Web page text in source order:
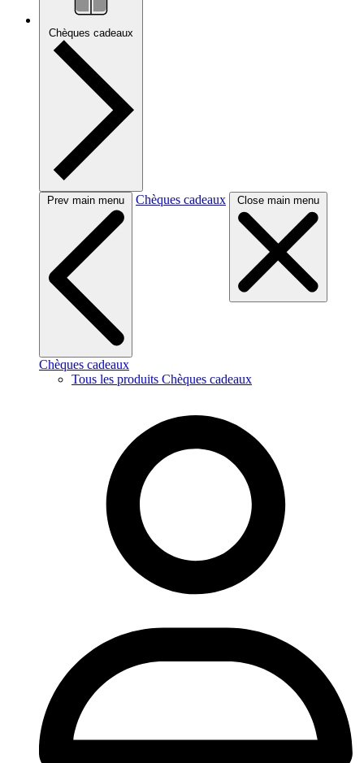
Chèques cadeaux
Prev main menu Chèques cadeaux Close main menu
Chèques cadeaux
Tous les produits Chèques cadeaux